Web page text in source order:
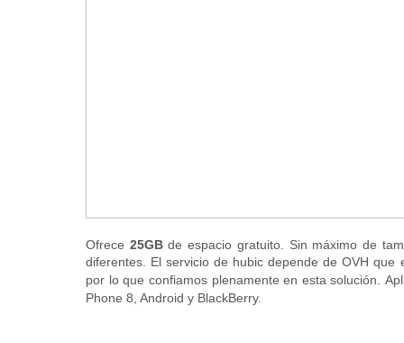
Ofrece 25GBde espacio gratuito. Sin máximo de
diferentes. El servicio de hubic depende de OVH
por lo que confiamos plenamente en esta solución.
Phone 8, Android y BlackBerry.